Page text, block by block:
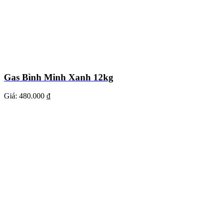
Gas Bình Minh Xanh 12kg
Giá: 480.000 ₫